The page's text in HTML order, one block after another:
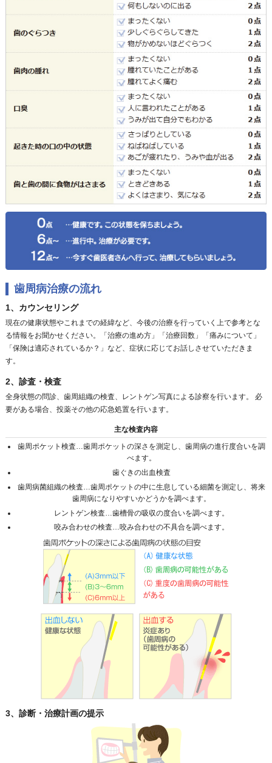
歯周病治療の流れ
1、カウンセリング
現在の健康状態やこれまでの経緯など、今後の治療を行っていく上で参考とな
る情報をお聞かせください。「治療の進め方」「治療回数」「痛みについて」
「保険は適応されているか？」など、症状に応じてお話しさせていただきま
す。
2、診査・検査
全身状態の問診、歯周組織の検査、レントゲン写真による診察を行います。 必
要がある場合、投薬その他の応急処置を行います。
主な検査内容
歯周ポケット検査…歯周ポケットの深さを測定し、歯周病の進行度合いを調
べます。
歯ぐきの出血検査
歯周病菌組織の検査…歯周ポケットの中に生息している細菌を測定し、将来
歯周病になりやすいかどうかを調べます。
レントゲン検査…歯槽骨の吸収の度合いを調べます。
咬み合わせの検査…咬み合わせの不具合を調べます。
3、診断・治療計画の提示